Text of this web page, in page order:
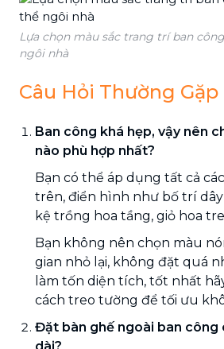
Lựa chọn màu sắc trang trí ban
ngôi nhà
Câu Hỏi Thường Gặp
Ban công khá hẹp, vậy nên
nào phù hợp nhất?
Bạn có thể áp dụng tất cả
trên, điển hình như bố trí
kệ trồng hoa tầng, giỏ hoa
Bạn không nên chọn màu
gian nhỏ lại, không đặt quá
làm tốn diện tích, tốt nhất
cách treo tường để tối ưu
Đặt bàn ghế ngoài ban công
dài?